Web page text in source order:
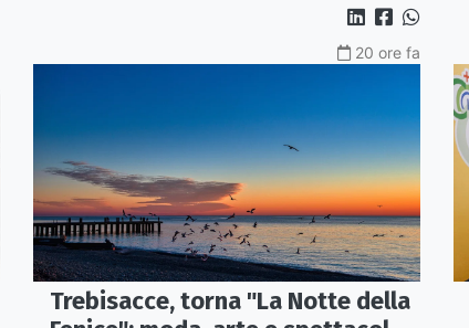
20 ore fa
Trebisacce, torna "La Notte della